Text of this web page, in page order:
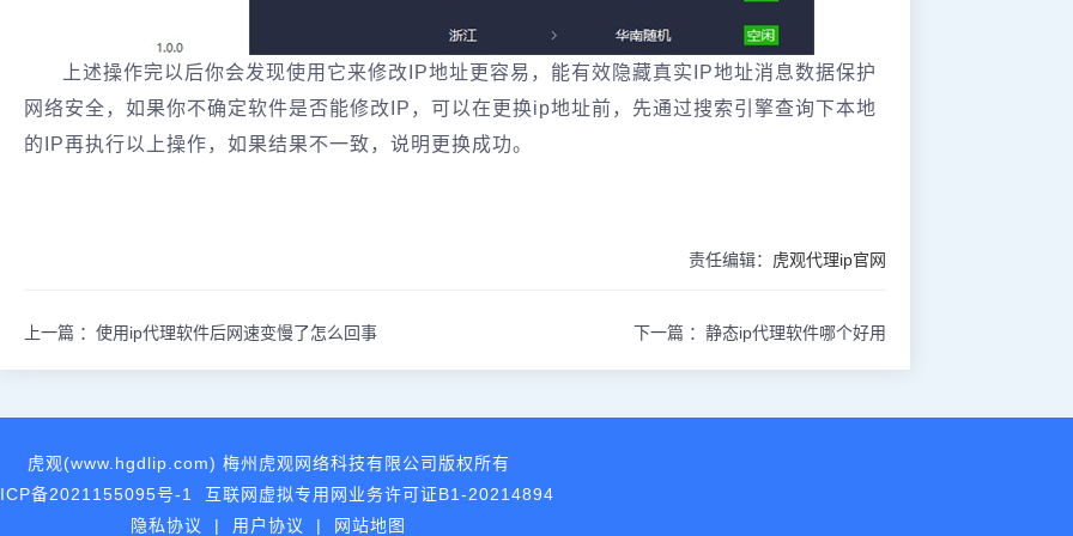
上述操作完以后你会发现使用它来修改IP地址更容易，能有效隐藏真实IP地址消息数据保护
网络安全，如果你不确定软件是否能修改IP，可以在更换ip地址前，先通过搜索引擎查询下本地
的IP再执行以上操作，如果结果不一致，说明更换成功。
责任编辑： 虎观代理ip官网
上一篇 ： 使用ip代理软件后网速变慢了怎么回事 下一篇 ： 静态ip代理软件哪个好用
虎观(www.hgdlip.com) 梅州虎观网络科技有限公司版权所有
备2021155095号-1
互联网虚拟专用网业务许可证B1-20214894
隐私协议
| 用户协议 | 网站地图